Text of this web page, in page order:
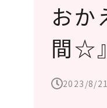
お
間☆』
2023/8/21